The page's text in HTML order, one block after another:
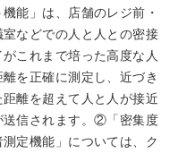
能」は、店舗のレジ前・
などでの人と人との密接
これまで培った高度な人
を正確に測定し、近づき
離を超えて人と人が接近
送信されます。②「密集度
定機能」については、ク